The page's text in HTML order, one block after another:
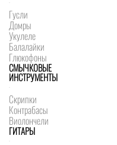
Гусли
Домры
Укулеле
Балалайки
Глюкофоны
СМЫЧКОВЫЕ
ИНСТРУМЕНТЫ
Скрипки
Контрабасы
Виолончели
ГИТАРЫ